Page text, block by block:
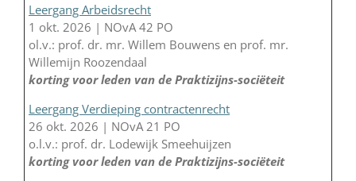
Leergang Arbeidsrecht
1 okt. 2026 | NOvA 42 PO
ol.v.: prof. dr. mr. Willem Bouwens en prof. mr.
Willemijn Roozendaal
korting voor leden van de Praktizijns-sociëteit
Leergang Verdieping contractenrecht
26 okt. 2026 | NOvA 21 PO
o.l.v.: prof. dr. Lodewijk Smeehuijzen
korting voor leden van de Praktizijns-sociëteit